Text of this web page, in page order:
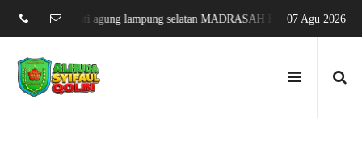
karang sari jati agung lampung selatan MADRASAH BERPRESTASI
07 Agu 2026